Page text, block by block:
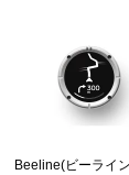
Beeline(ビーライ